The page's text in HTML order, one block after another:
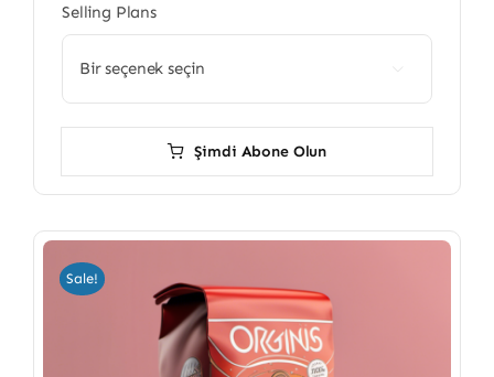
Selling Plans
Şimdi Abone Olun
Sale!